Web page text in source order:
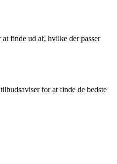
finde ud af, hvilke der passer
for at finde de bedste